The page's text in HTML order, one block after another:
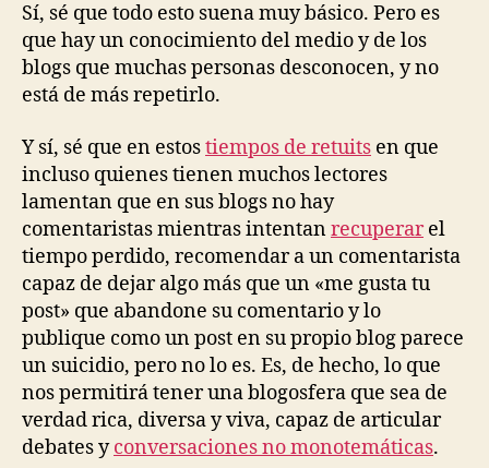
Sí, sé que todo esto suena muy básico. Pero es
que hay un conocimiento del medio y de los
blogs que muchas personas desconocen, y no
está de más repetirlo.
Y sí, sé que en estostiempos de retuits en que
incluso quienes tienen muchos lectores
lamentan que en sus blogs no hay
comentaristas mientras intentanrecuperarel
tiempo perdido, recomendar a un comentarista
capaz de dejar algo más que un «me gusta tu
post» que abandone su comentario y lo
publique como un post en su propio blog parece
un suicidio, pero no lo es. Es, de hecho, lo que
nos permitirá tener una blogosfera que sea de
verdad rica, diversa y viva, capaz de articular
debates yconversaciones no monotemáticas.